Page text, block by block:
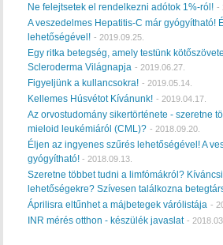
Ne felejtsetek el rendelkezni adótok 1%-ról! -
A veszedelmes Hepatitis-C már gyógyítható!
lehetőségével! - 2019.09.25.
Egy ritka betegség, amely testünk
Scleroderma Világnapja - 2019.06.27.
Figyeljünk a kullancsokra! - 2019.05.14.
Kellemes Húsvétot Kívánunk! - 2019.04.17.
Az orvostudomány sikertörténete - szeretne
mieloid leukémiáról (CML)? - 2018.09.20.
Éljen az ingyenes szűrés lehetőségével! A
gyógyítható!- 2018.09.13.
Szeretne többet tudni a limfómákról?
lehetőségekre? Szívesen találkozna
Áprilisra eltűnhet a májbetegek várólistája -
INR mérés otthon - készülék javaslat -